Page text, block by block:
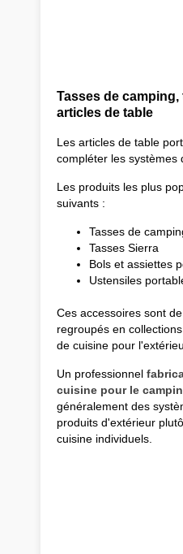
Tasses de
articles de table
Les articles de table
compléter les systèmes
Les produits les plus
suivants :
Tasses de
Tasses Sierra
Bols et assiettes
Ustensiles
Ces accessoires sont
regroupés en
de cuisine pour
Un professionnel
cuisine pour le
généralement des
produits d'extérieur
cuisine individuels.